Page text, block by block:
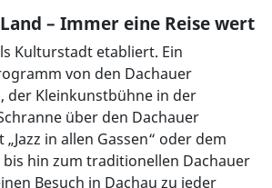
– Immer eine Reise wert
Kulturstadt etabliert. Ein
von den Dachauer
der Kleinkunstbühne in der
über den Dachauer
in allen Gassen“ oder dem
hin zum traditionellen Dachauer
Besuch in Dachau zu jeder